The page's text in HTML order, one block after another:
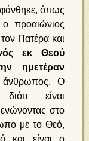
όπως
προαιώνιος
Πατέρα και
εκ Θεού
ημετέραν
άνθρωπος. Ο
είναι
στο
με το Θεό,